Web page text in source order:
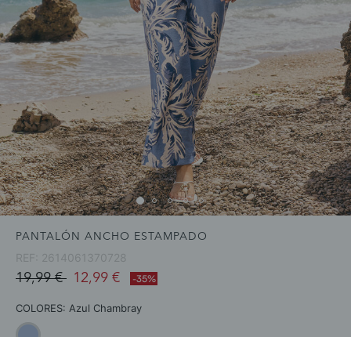
PANTALÓN ANCHO ESTAMPADO
REF: 2614061370728
Price reduced from
19,99 €to12,99 € -35%
COLORES: Azul Chambray